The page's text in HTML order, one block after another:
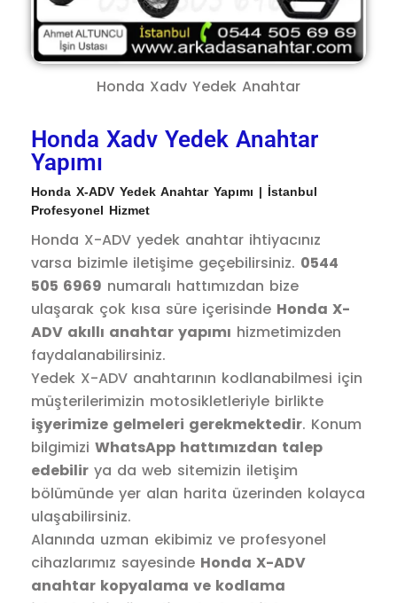
Honda Xadv Yedek Anahtar
Honda Xadv Yedek Anahtar
Yapımı
Honda X-ADV Yedek Anahtar Yapımı | İstanbul
Profesyonel Hizmet
Honda X-ADV yedek anahtar ihtiyacınız
varsa bizimle iletişime geçebilirsiniz. 0544
505 6969 numaralı hattımızdan bize
ulaşarak çok kısa süre içerisinde Honda X-
ADV akıllı anahtar yapımı hizmetimizden
faydalanabilirsiniz.
Yedek X-ADV anahtarının kodlanabilmesi için
müşterilerimizin motosikletleriyle birlikte
işyerimize gelmeleri gerekmektedir. Konum
bilgimizi WhatsApp hattımızdan talep
edebilir ya da web sitemizin iletişim
bölümünde yer alan harita üzerinden kolayca
ulaşabilirsiniz.
Alanında uzman ekibimiz ve profesyonel
cihazlarımız sayesinde Honda X-ADV
anahtar kopyalama ve kodlama